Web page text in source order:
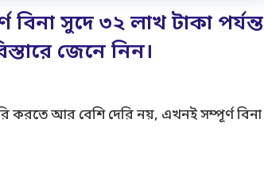
সুদে ৩২ লাখ টাকা পর্যন্ত
জেনে নিন।
করতে আর বেশি দেরি নয়, এখনই সম্পূর্ণ বিনা